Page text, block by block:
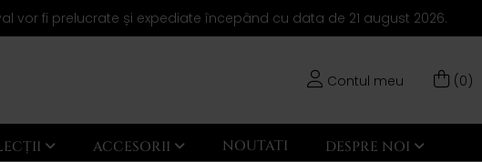
vor fi prelucrate și expediate începând cu data de 21 august 2026.
Contul meu (0)
ACCESORII NOUTATI DESPRE NOI